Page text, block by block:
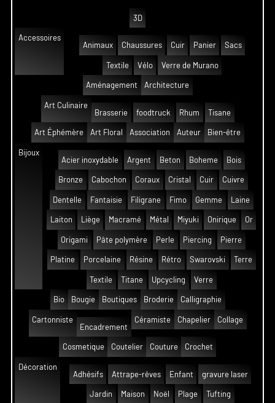
3D
Accessoires
Animaux
Chaussures Cuir Panier Sacs
Textile Vélo Verre de Murano
Aménagement Architecture
Art Culinaire
Brasserie
foodtruck Rhum Tisane
Art Éphémère Art Floral Association Auteur Bien-être
Bijoux
Acier inoxydable
Argent Beton Boheme Bois
Bronze Cabochon Coraux Cristal Cuir Cuivre
Dentelle Fantaisie Filigrane Fimo Gemme Laine
Laiton Liège Macramé Métal Miyuki Onirique Or
Origami Pâte polymère Perle Piercing Pierre
Platine Porcelaine Résine Rétro Swarovski Terre
Textile Titane Upcycling Verre
Bio Bougie Boutiques Broderie Calligraphie
Cartonniste
Encadrement
Céramiste Chapelier Collage
Cosmetique Coutelier Couture Crochet
Décoration
Adhésifs
Attrape-rêves Enfant gravure laser
Jardin Maison Noël Plage Tufting